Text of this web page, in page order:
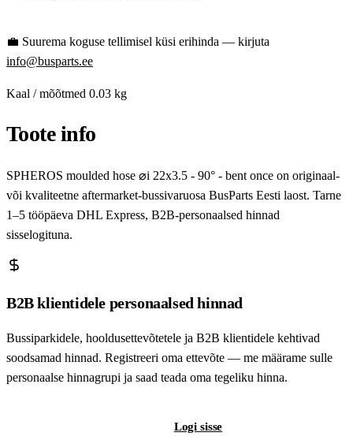
💼 Suurema koguse tellimisel küsi erihinda — kirjuta
info@busparts.ee
Kaal / mõõtmed 0.03 kg
Toote info
SPHEROS moulded hose ⌀i 22x3.5 - 90° - bent once on originaal-
või kvaliteetne aftermarket-bussivaruosa BusParts Eesti laost. Tarne
1–5 tööpäeva DHL Express, B2B-personaalsed hinnad
sisselogituna.
B2B klientidele personaalsed hinnad
Bussiparkidele, hooldusettevõtetele ja B2B klientidele kehtivad
soodsamad hinnad. Registreeri oma ettevõte — me määrame sulle
personaalse hinnagrupi ja saad teada oma tegeliku hinna.
Logi sisse